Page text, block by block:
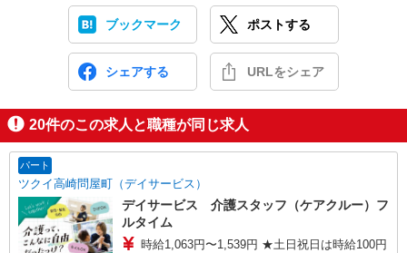
ブックマーク ポストする
シェアする URLをシェア
20件のこの求人と職種が同じ求人
パート
ツクイ高崎問屋町（デイサービス）
デイサービス 介護スタッフ（ケアクルー）フ
ルタイム
時給1,063円〜1,539円 ★土日祝日は時給100円